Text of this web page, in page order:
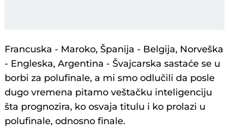
Francuska - Maroko, Španija - Belgija, Norveška
- Engleska, Argentina - Švajcarska sastaće se u
borbi za polufinale, a mi smo odlučili da posle
dugo vremena pitamo veštačku inteligenciju
šta prognozira, ko osvaja titulu i ko prolazi u
polufinale, odnosno finale.